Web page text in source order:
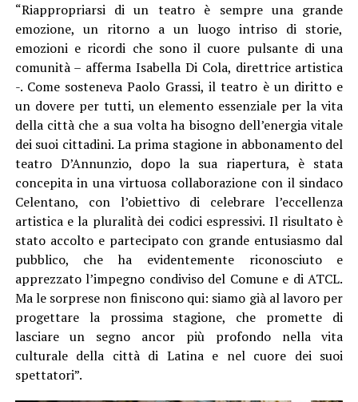
“Riappropriarsi di un teatro è sempre una grande
emozione, un ritorno a un luogo intriso di storie,
emozioni e ricordi che sono il cuore pulsante di una
comunità – afferma Isabella Di Cola, direttrice artistica
-. Come sosteneva Paolo Grassi, il teatro è un diritto e
un dovere per tutti, un elemento essenziale per la vita
della città che a sua volta ha bisogno dell’energia vitale
dei suoi cittadini. La prima stagione in abbonamento del
teatro D’Annunzio, dopo la sua riapertura, è stata
concepita in una virtuosa collaborazione con il sindaco
Celentano, con l’obiettivo di celebrare l’eccellenza
artistica e la pluralità dei codici espressivi. Il risultato è
stato accolto e partecipato con grande entusiasmo dal
pubblico, che ha evidentemente riconosciuto e
apprezzato l’impegno condiviso del Comune e di ATCL.
Ma le sorprese non finiscono qui: siamo già al lavoro per
progettare la prossima stagione, che promette di
lasciare un segno ancor più profondo nella vita
culturale della città di Latina e nel cuore dei suoi
spettatori”.